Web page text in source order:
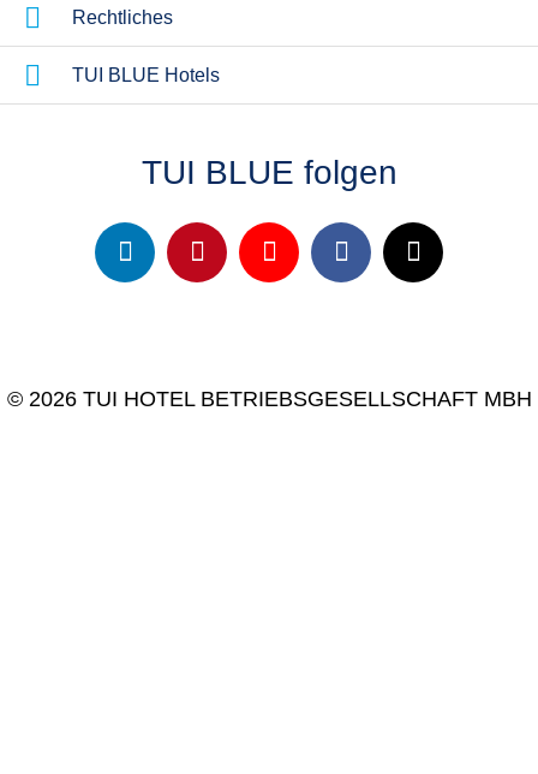
Rechtliches
TUI BLUE Hotels
TUI BLUE folgen
© 2026 TUI HOTEL BETRIEBSGESELLSCHAFT MBH